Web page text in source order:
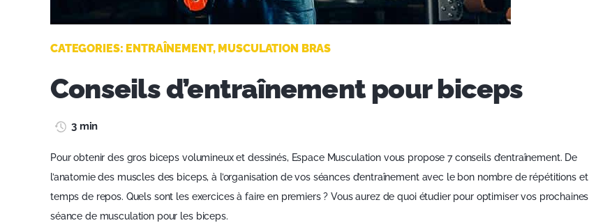
CATEGORIES: ENTRAÎNEMENT, MUSCULATION BRAS
Conseils d’entraînement pour biceps
3 min
Pour obtenir des gros biceps volumineux et dessinés, Espace Musculation vous propose 7 conseils d’entraînement. De
l’anatomie des muscles des biceps, à l’organisation de vos séances d’entraînement avec le bon nombre de répétitions et
temps de repos. Quels sont les exercices à faire en premiers ? Vous aurez de quoi étudier pour optimiser vos prochaines
séance de musculation pour les biceps.